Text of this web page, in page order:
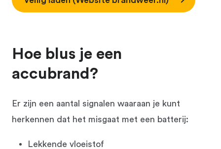
Hoe blus je een
accubrand?
Er zijn een aantal signalen waaraan je kunt
herkennen dat het misgaat met een batterij:
Lekkende vloeistof